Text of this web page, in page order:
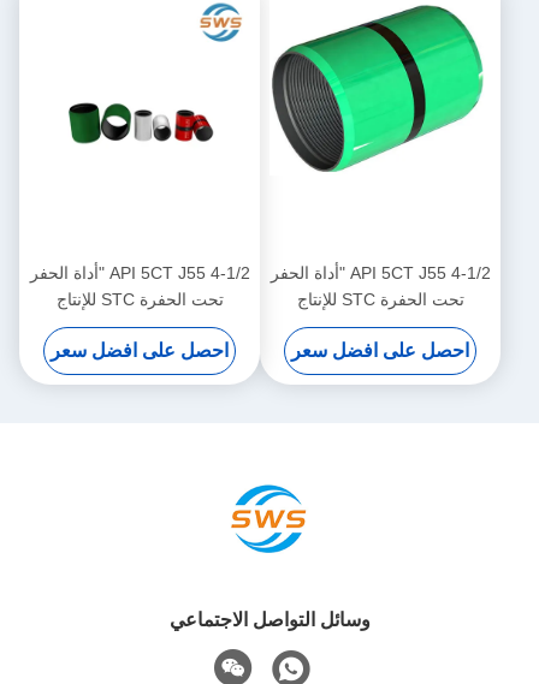
API 5CT J55 4-1/2 "أداة الحفر
تحت الحفرة STC للإنتاج
النفطي الغازي على الأرض ،
تستخدم في آبار التنقيب
الصغيرة لربط غلاف حفر النفط
احصل على افضل سعر
API 5CT J55 4-1/2 "أداة الحفر
تحت الحفرة STC للإنتاج
النفطي الغازي على الأرض ،
تستخدم في آبار التنقيب
الصغيرة لربط غلاف حفر النفط
احصل على افضل سعر
وسائل التواصل الاجتماعي